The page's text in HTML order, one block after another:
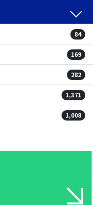
84
169
282
1,371
1,008